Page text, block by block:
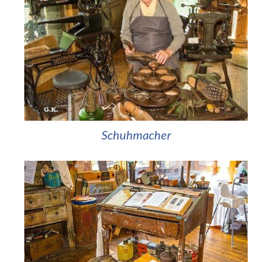
Schuhmacher